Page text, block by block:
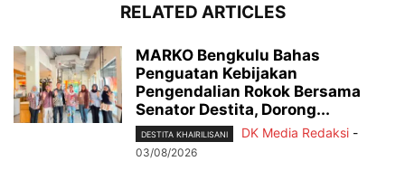
RELATED ARTICLES
MARKO Bengkulu Bahas
Penguatan Kebijakan
Pengendalian Rokok Bersama
Senator Destita, Dorong...
DESTITA KHAIRILISANI DK Media Redaksi -
03/08/2026